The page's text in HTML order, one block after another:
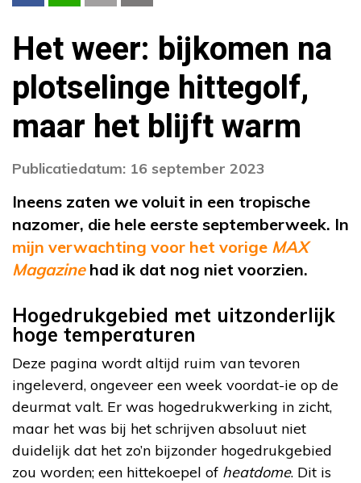
Het weer: bijkomen na
plotselinge hittegolf,
maar het blijft warm
Publicatiedatum: 16 september 2023
Ineens zaten we voluit in een tropische
nazomer, die hele eerste septemberweek. In
mijn verwachting voor het vorige MAX
Magazinehad ik dat nog niet voorzien.
Hogedrukgebied met uitzonderlijk
hoge temperaturen
Deze pagina wordt altijd ruim van tevoren
ingeleverd, ongeveer een week voordat-ie op de
deurmat valt. Er was hogedrukwerking in zicht,
maar het was bij het schrijven absoluut niet
duidelijk dat het zo’n bijzonder hogedrukgebied
zou worden; een hittekoepel of heatdome. Dit is